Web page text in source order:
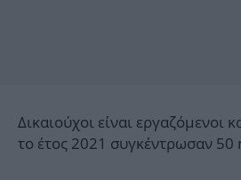
Δικαιούχοι είναι εργαζόμενοι
το έτος 2021 συγκέντρωσαν 50